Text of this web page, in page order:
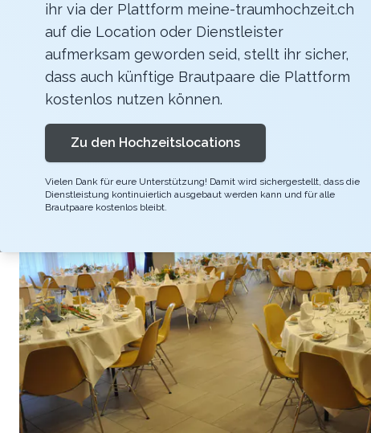
Abendessen
AG
NiederwilMerkliste Link teilen
Heiraten im Park mit Blick über den
ihr via der Plattform meine-traumhochzeit.ch
auf die Location oder Dienstleister
aufmerksam geworden seid, stellt ihr sicher,
dass auch künftige Brautpaare die Plattform
kostenlos nutzen können.
Zu den Hochzeitslocations
Vielen Dank für eure Unterstützung! Damit wird sichergestellt, dass die
Dienstleistung kontinuierlich ausgebaut werden kann und für alle
Brautpaare kostenlos bleibt.